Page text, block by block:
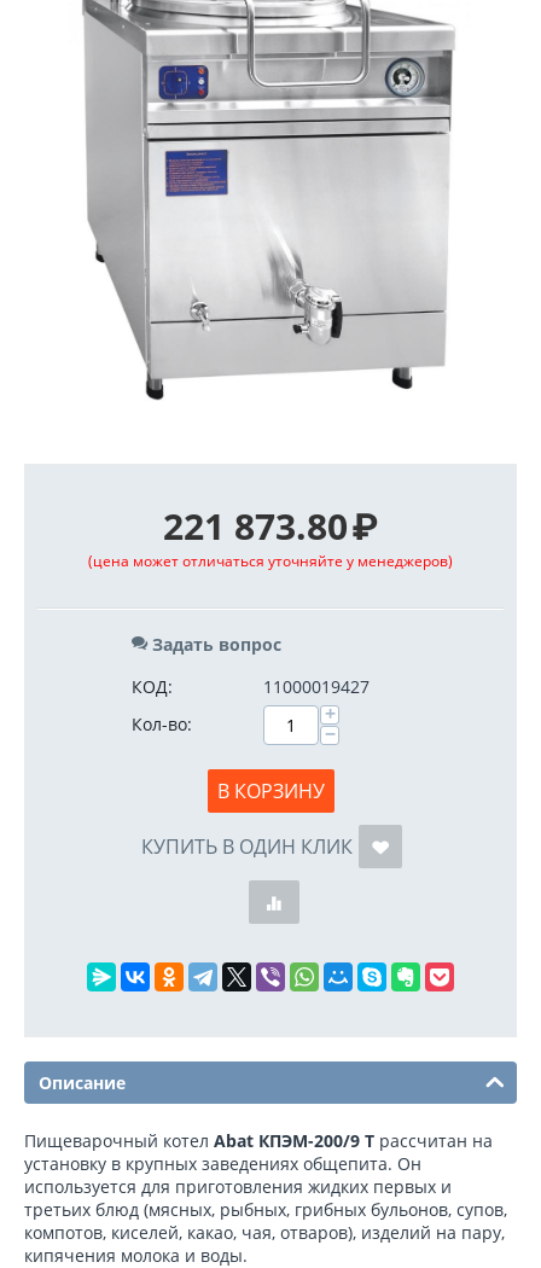
221 873.80₽
(цена может отличаться уточняйте у менеджеров)
Задать вопрос
КОД:
11000019427
Кол-во:
+
−
В КОРЗИНУ
КУПИТЬ В ОДИН КЛИК
Описание
Пищеварочный котел Abat КПЭМ-200/9 Т рассчитан на
установку в крупных заведениях общепита. Он
используется для приготовления жидких первых и
третьих блюд (мясных, рыбных, грибных бульонов, супов,
компотов, киселей, какао, чая, отваров), изделий на пару,
кипячения молока и воды.